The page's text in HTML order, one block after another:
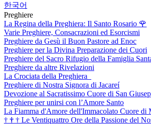
한국어
Preghiere
La Regina della Preghiera: Il Santo Rosario 🌹
Varie Preghiere, Consacrazioni ed Esorcismi
Preghiere da Gesù il Buon Pastore ad Enoc
Preghiere per la Divina Preparazione dei Cuori
Preghiere del Sacro Rifugio della Famiglia
Preghiere da altre Rivelazioni
La Crociata della Preghiera
Preghiere di Nostra Signora di Jacareí
Devozione al Sacratissimo Cuore di San
Preghiere per unirsi con l’Amore Santo
La Fiamma d'Amore dell'Immacolato Cuore di
† † † Le Ventiquattro Ore della Passione del